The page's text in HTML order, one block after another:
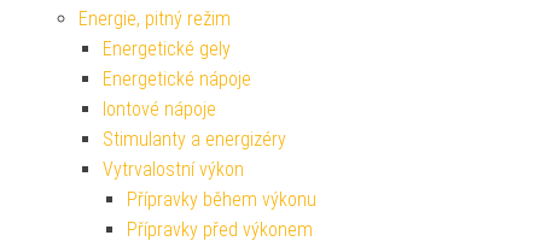
Energie, pitný režim
Energetické gely
Energetické nápoje
Iontové nápoje
Stimulanty a energizéry
Vytrvalostní výkon
Přípravky během výkonu
Přípravky před výkonem